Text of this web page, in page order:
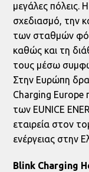
μεγάλες πόλεις.
σχεδιασμό, την
των σταθμών
καθώς και τη
τους μέσω
Στην Ευρώπη
Charging Europe
των EUNICE
εταιρεία στον
ενέργειας στην
Blink Charging